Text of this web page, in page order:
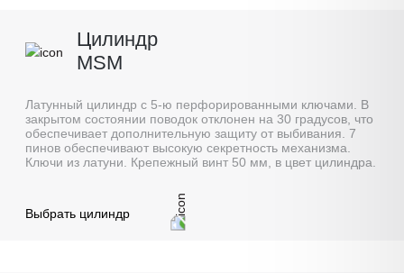
Цилиндр
MSM
Латунный цилиндр с 5-ю перфорированными ключами. В
закрытом состоянии поводок отклонен на 30 градусов, что
обеспечивает дополнительную защиту от выбивания. 7
пинов обеспечивают высокую секретность механизма.
Ключи из латуни. Крепежный винт 50 мм, в цвет цилиндра.
Выбрать цилиндр